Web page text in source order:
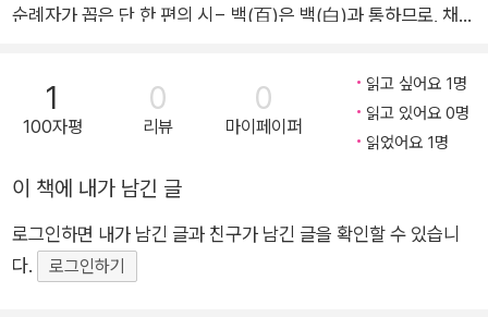
기정 하상만 한경숙 함기석 현택훈 홍경희 홍관희 황형철 휘 민
순례자가 꼽은 단 한 편의 시− 백(百)은 백(白)과 통하므로, 채워
는사람 시인선’ 시리즈를 시작한 지 7년 만에 100호 기념 시집
『시 읽는 일이 봄날의 자랑이 될 때까지』를 출간했다. 걷는사람
시인선 1호(김해자 시집)는 2018년 4월 25일 세상에 나왔고, 9
8명의 시인이 참여했다.(정덕재 시인이 ‘걷는사람 시인선’ 이름
으로 두 권의 시집을 상재하여 99명이 아닌 98명이다.) 이번 시
집은 시인선 1호에서 99호까지 함께해 온 시인들의 시집에서 대
1
100자평
0
리뷰
0
마이페이퍼
읽고 싶어요 1명
읽고 있어요 0명
읽었어요 1명
이 책에 내가 남긴 글
로그인하면 내가 남긴 글과 친구가 남긴 글을 확인할 수 있습니
다.
로그인하기